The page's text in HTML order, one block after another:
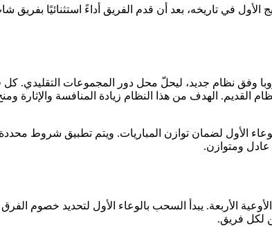
في تاريخه، بعد أن قدم الفريق أداءً استثنائيًا بفريق
بدوري أبطال أوروبا وفق نظام جديد، ليحلّ محل دور المجموعات التقليدي.
من مواجهة 3 فرق مرتين كما في النظام القديم. الهدف من هذا النظام زيادة المنافسة والإثارة
الأول لضمان توازن المباريات. ويتم تطبيق شروط
ومتوازن.
لكل فريق.